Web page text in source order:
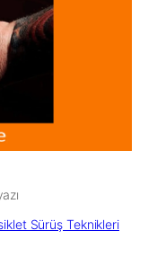
Sürüş Teknikleri